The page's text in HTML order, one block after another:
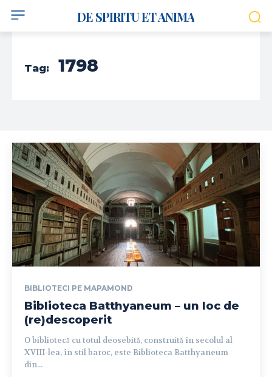
DE SPIRITU ET ANIMA
Tag: 1798
BIBLIOTECI PE MAPAMOND
Biblioteca Batthyaneum – un loc de
(re)descoperit
O bibliotecă cu totul deosebită, construită în secolul al
XVIII-lea, în stil baroc, este Biblioteca Batthyaneum
din...